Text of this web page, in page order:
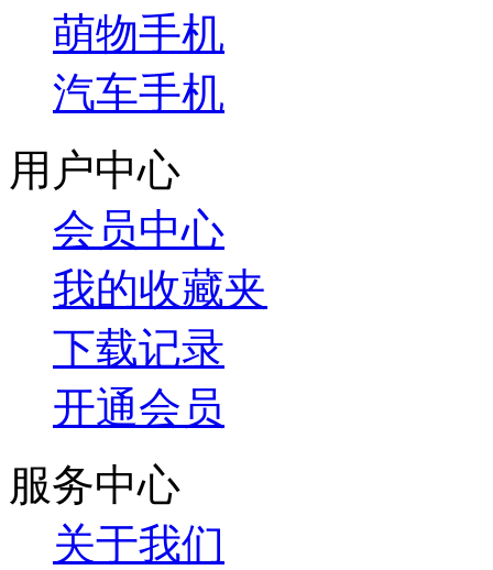
萌物手机
汽车手机
用户中心
会员中心
我的收藏夹
下载记录
开通会员
服务中心
关于我们